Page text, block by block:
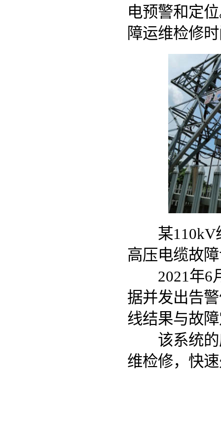
电预警和定
障运维检修
某110kV纯
高压电缆故
2021年6月
据并发出告
线结果与故
该系统的
维检修，快